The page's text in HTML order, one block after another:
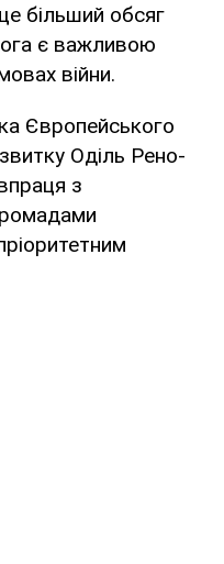
більший обсяг
є важливою
війни.
Європейського
Оділь Рено-
з